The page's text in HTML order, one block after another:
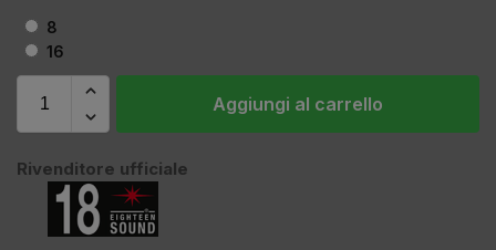
8
16
Aggiungi al carrello
Rivenditore ufficiale